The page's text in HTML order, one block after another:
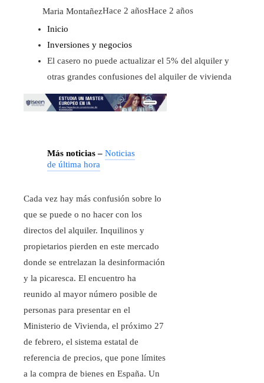
Maria MontañezHace 2 añosHace 2 años
Inicio
Inversiones y negocios
El casero no puede actualizar el 5% del alquiler y
otras grandes confusiones del alquiler de vivienda
Más noticias – Noticias
de última hora
Cada vez hay más confusión sobre lo
que se puede o no hacer con los
directos del alquiler. Inquilinos y
propietarios pierden en este mercado
donde se entrelazan la desinformación
y la picaresca. El encuentro ha
reunido al mayor número posible de
personas para presentar en el
Ministerio de Vivienda, el próximo 27
de febrero, el sistema estatal de
referencia de precios, que pone límites
a la compra de bienes en España. Un